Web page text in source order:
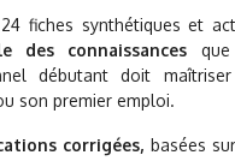
fiches synthétiques et
des connaissances
débutant doit
son premier emploi.
corrigées, basées